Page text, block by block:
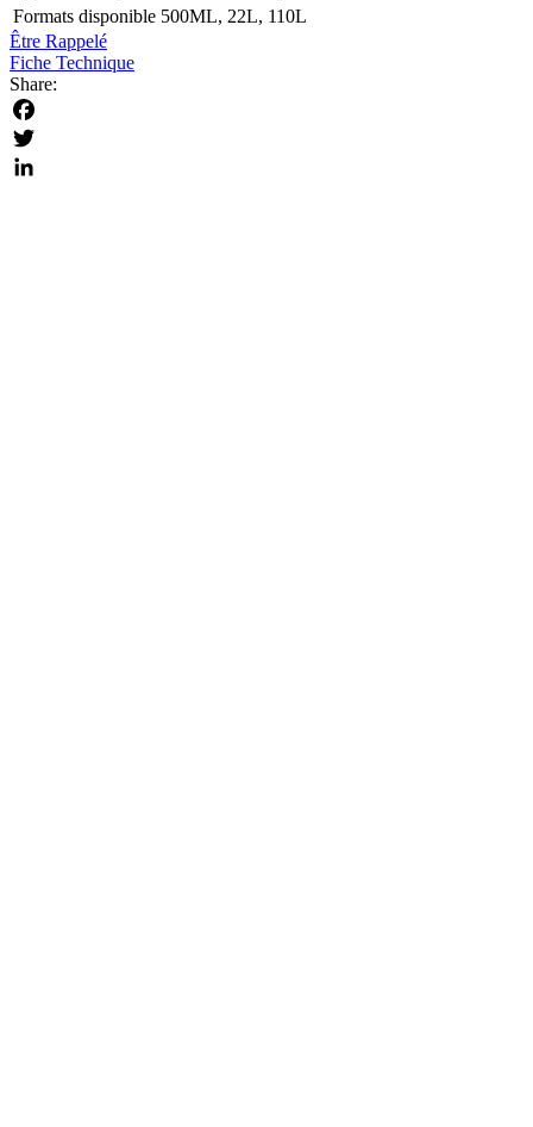
Formats disponible 500ML, 22L, 110L
Être Rappelé
Fiche Technique
Share:
Facebook
Twitter